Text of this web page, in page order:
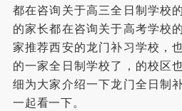
都在咨询关于高三全日制学校
的家长都在咨询关于高考学校
家推荐西安的龙门补习学校，
的一家全日制学校了，的校区
细为大家介绍一下龙门全日制
一起看一下。